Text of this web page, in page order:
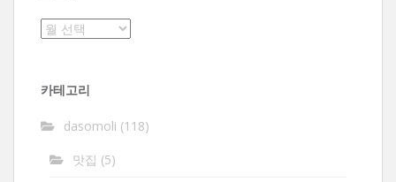
보
카테고리
dasomoli (118)
맛집 (5)